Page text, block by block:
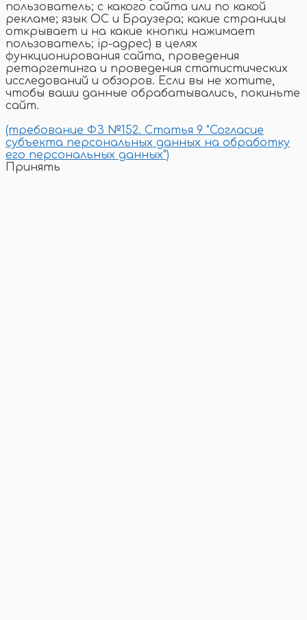
пользователь; с какого сайта или по какой
рекламе; язык ОС и Браузера; какие страницы
открывает и на какие кнопки нажимает
пользователь; ip-адрес) в целях
функционирования сайта, проведения
ретаргетинга и проведения статистических
исследований и обзоров. Если вы не хотите,
чтобы ваши данные обрабатывались, покиньте
сайт.
(требование ФЗ №152. Статья 9 "Согласие
субъекта персональных данных на обработку
его персональных данных")
Принять